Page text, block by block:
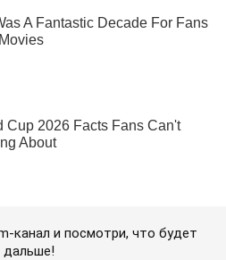
канал и посмотри, что будет
дальше!